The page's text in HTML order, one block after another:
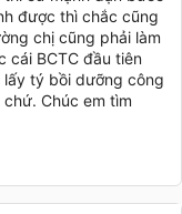
được thì chắc cũng
chị cũng phải làm
cái BCTC đầu tiên
lấy tý bồi dưỡng công
Chúc em tìm